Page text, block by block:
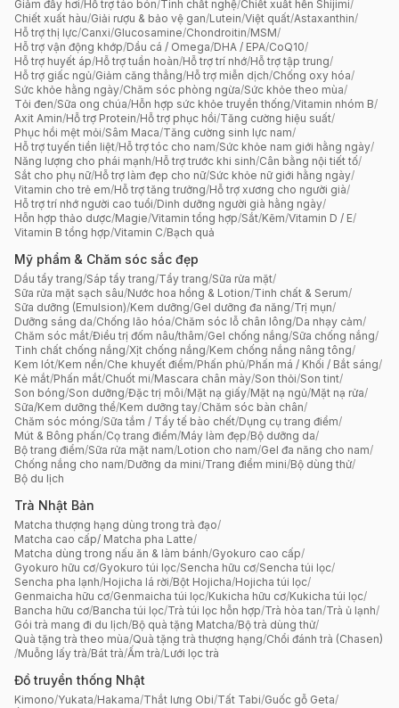
Giảm đầy hơi/Hỗ trợ táo bón/Tinh chất nghệ/Chiết xuất hến Shijimi/
Chiết xuất hàu/Giải rượu & bảo vệ gan/Lutein/Việt quất/Astaxanthin/
Hỗ trợ thị lực/Canxi/Glucosamine/Chondroitin/MSM/
Hỗ trợ vận động khớp/Dầu cá / Omega/DHA / EPA/CoQ10/
Hỗ trợ huyết áp/Hỗ trợ tuần hoàn/Hỗ trợ trí nhớ/Hỗ trợ tập trung/
Hỗ trợ giấc ngủ/Giảm căng thẳng/Hỗ trợ miễn dịch/Chống oxy hóa/
Sức khỏe hằng ngày/Chăm sóc phòng ngừa/Sức khỏe theo mùa/
Tỏi đen/Sữa ong chúa/Hỗn hợp sức khỏe truyền thống/Vitamin nhóm B/
Axit Amin/Hỗ trợ Protein/Hỗ trợ phục hồi/Tăng cường hiệu suất/
Phục hồi mệt mỏi/Sâm Maca/Tăng cường sinh lực nam/
Hỗ trợ tuyến tiền liệt/Hỗ trợ tóc cho nam/Sức khỏe nam giới hằng ngày/
Năng lượng cho phái mạnh/Hỗ trợ trước khi sinh/Cân bằng nội tiết tố/
Sắt cho phụ nữ/Hỗ trợ làm đẹp cho nữ/Sức khỏe nữ giới hằng ngày/
Vitamin cho trẻ em/Hỗ trợ tăng trưởng/Hỗ trợ xương cho người già/
Hỗ trợ trí nhớ người cao tuổi/Dinh dưỡng người già hằng ngày/
Hỗn hợp thảo dược/Magie/Vitamin tổng hợp/Sắt/Kẽm/Vitamin D / E/
Vitamin B tổng hợp/Vitamin C/Bạch quả
Mỹ phẩm & Chăm sóc sắc đẹp
Dầu tẩy trang/Sáp tẩy trang/Tẩy trang/Sữa rửa mặt/
Sữa rửa mặt sạch sâu/Nước hoa hồng & Lotion/Tinh chất & Serum/
Sữa dưỡng (Emulsion)/Kem dưỡng/Gel dưỡng đa năng/Trị mụn/
Dưỡng sáng da/Chống lão hóa/Chăm sóc lỗ chân lông/Da nhạy cảm/
Chăm sóc mắt/Điều trị đốm nâu/thâm/Gel chống nắng/Sữa chống nắng/
Tinh chất chống nắng/Xịt chống nắng/Kem chống nắng nâng tông/
Kem lót/Kem nền/Che khuyết điểm/Phấn phủ/Phấn má / Khối / Bắt sáng/
Kẻ mắt/Phấn mắt/Chuốt mi/Mascara chân mày/Son thỏi/Son tint/
Son bóng/Son dưỡng/Đặc trị môi/Mặt nạ giấy/Mặt nạ ngủ/Mặt nạ rửa/
Sữa/Kem dưỡng thể/Kem dưỡng tay/Chăm sóc bàn chân/
Chăm sóc móng/Sữa tắm / Tẩy tế bào chết/Dụng cụ trang điểm/
Mút & Bông phấn/Cọ trang điểm/Máy làm đẹp/Bộ dưỡng da/
Bộ trang điểm/Sữa rửa mặt nam/Lotion cho nam/Gel đa năng cho nam/
Chống nắng cho nam/Dưỡng da mini/Trang điểm mini/Bộ dùng thử/
Bộ du lịch
Trà Nhật Bản
Matcha thượng hạng dùng trong trà đạo/
Matcha cao cấp/ Matcha pha Latte/
Matcha dùng trong nấu ăn & làm bánh/Gyokuro cao cấp/
Gyokuro hữu cơ/Gyokuro túi lọc/Sencha hữu cơ/Sencha túi lọc/
Sencha pha lạnh/Hojicha lá rời/Bột Hojicha/Hojicha túi lọc/
Genmaicha hữu cơ/Genmaicha túi lọc/Kukicha hữu cơ/Kukicha túi lọc/
Bancha hữu cơ/Bancha túi lọc/Trà túi lọc hỗn hợp/Trà hòa tan/Trà ủ lạnh/
Gói trà mang đi du lịch/Bộ quà tặng Matcha/Bộ trà dùng thử/
Quà tặng trà theo mùa/Quà tặng trà thượng hạng/Chổi đánh trà (Chasen)
/Muỗng lấy trà/Bát trà/Ấm trà/Lưới lọc trà
Đồ truyền thống Nhật
Kimono/Yukata/Hakama/Thắt lưng Obi/Tất Tabi/Guốc gỗ Geta/